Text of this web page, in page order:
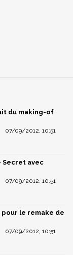
du making-of
07/09/2012, 10:51
Secret avec
07/09/2012, 10:51
le remake de
07/09/2012, 10:51